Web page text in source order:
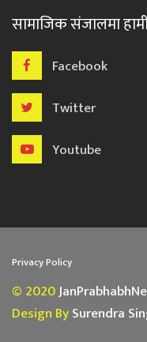
सामाजिक संजालमा
Facebook
Twitter
Youtube
Privacy Policy
© 2020
Design BySurendra